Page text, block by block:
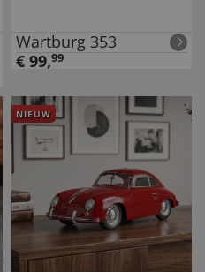
Wartburg 353
€ 99,99
NIEUW